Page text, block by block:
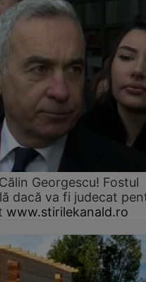
Georgescu! Fostul
dacă va fi judecat
www.stirilekanald.ro